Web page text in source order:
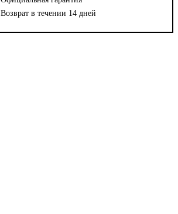
Возврат в течении 14 дней